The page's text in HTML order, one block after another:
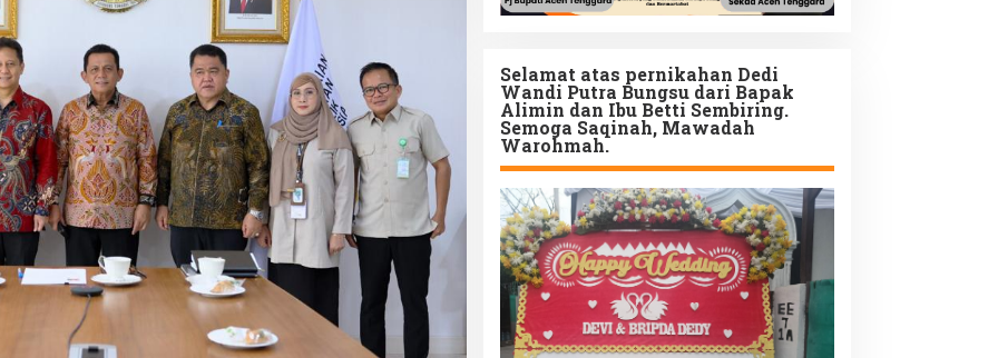
Selamat atas pernikahan Dedi
Wandi Putra Bungsu dari Bapak
Alimin dan Ibu Betti Sembiring.
Semoga Saqinah, Mawadah
Warohmah.